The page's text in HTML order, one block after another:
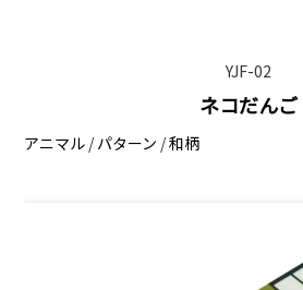
YJF-02
ネコだんご
アニマル /パターン /和柄